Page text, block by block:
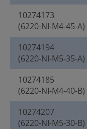
10274173
(6220-NI-M4-45-A)
10274194
(6220-NI-M5-35-A)
10274185
(6220-NI-M4-40-B)
10274207
(6220-NI-M5-30-B)